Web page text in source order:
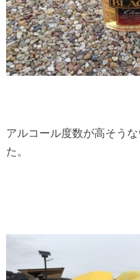
アルコール度数が高そう
た。